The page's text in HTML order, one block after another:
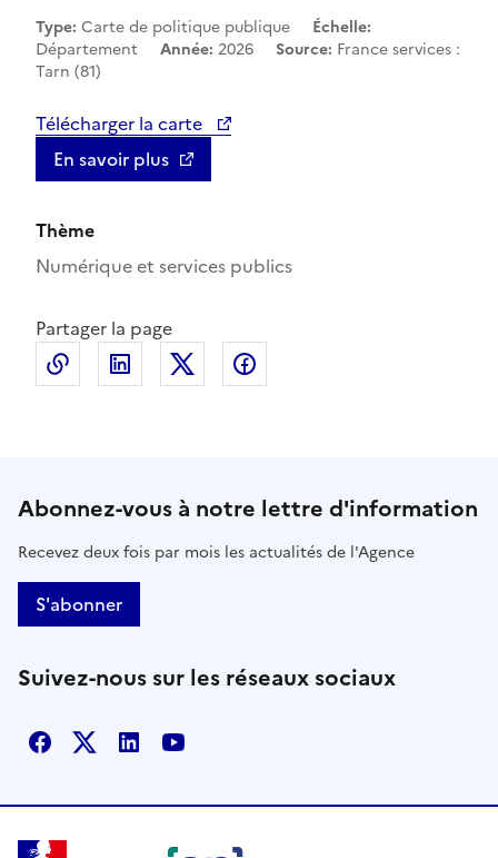
Thème
Numérique et services publics
Partager la page
Copier le lien de la page dans le presse-papier
LinkedIn
Type: Carte de politique publique
Échelle:
Département
Année: 2026 Source: France services :
Tarn (81)
Télécharger la carte
En savoir plus
Abonnez-vous à notre lettre d'information
Recevez deux fois par mois les actualités de l'Agence
S'abonner
Suivez-nous sur les réseaux sociaux
Facebook
X LinkedinYoutube